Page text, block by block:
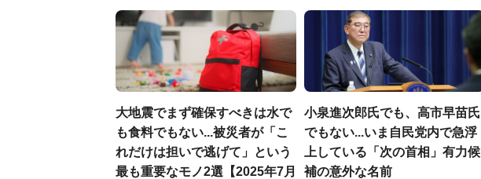
大地震でまず確保すべきは水で
も食料でもない...被災者が「こ
れだけは担いで逃げて」という
最も重要なモノ2選【2025年7月
小泉進次郎氏でも、高市早苗氏
でもない...いま自民党内で急浮
上している「次の首相」有力候
補の意外な名前